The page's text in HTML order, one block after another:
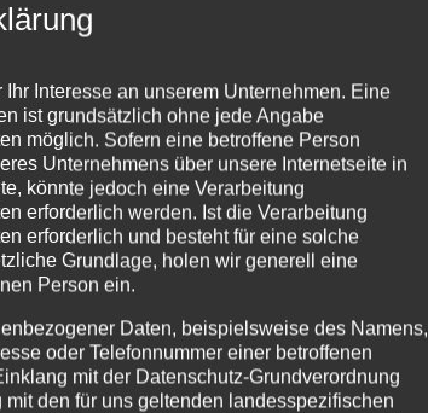
Wir waren auch dabei! Schaut euch
Interesse an unserem Unternehmen. Eine
ist grundsätzlich ohne jede Angabe
möglich. Sofern eine betroffene Person
Unternehmens über unsere Internetseite in
könnte jedoch eine Verarbeitung
erforderlich werden. Ist die Verarbeitung
erforderlich und besteht für eine solche
Grundlage, holen wir generell eine
Person ein.
Daten, beispielsweise des Namens,
oder Telefonnummer einer betroffenen
mit der Datenschutz-Grundverordnung
den für uns geltenden landesspezifischen